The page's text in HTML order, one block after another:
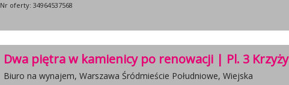
Nr oferty: 34964537568
Dwa piętra w kamienicy po renowacji | Pl. 3 Krzyży
Biuro na wynajem, Warszawa Śródmieście Południowe, Wiejska